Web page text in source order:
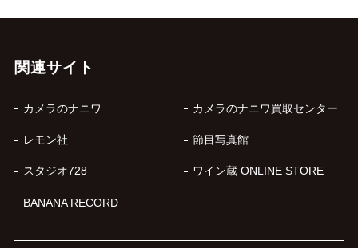
関連サイト
カメラのナニワ カメラのナニワ買取センター
レモン社 節目写真館
スタジオ728 ワイン蔵 ONLINE STORE
BANANA RECORD